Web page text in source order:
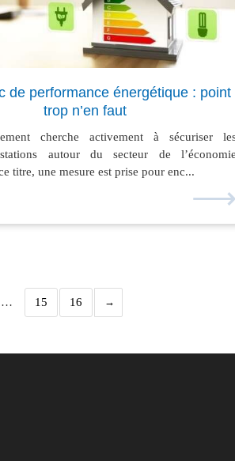
de performance énergétique : point
trop n’en faut
cherche activement à sécuriser
autour du secteur de l’économie
titre, une mesure est prise pour enc...
⟶
… 15 16